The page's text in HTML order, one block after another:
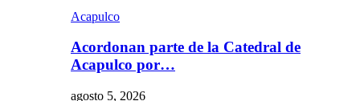
Acapulco
Acordonan parte de la Catedral de
Acapulco por…
agosto 5, 2026